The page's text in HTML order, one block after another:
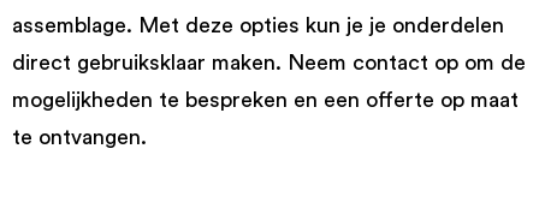
assemblage. Met deze opties kun je je onderdelen
direct gebruiksklaar maken. Neem contact op om de
mogelijkheden te bespreken en een offerte op maat
te ontvangen.